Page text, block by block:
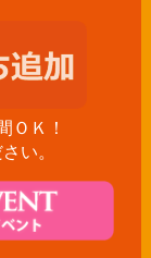
ＯＫ！
い。